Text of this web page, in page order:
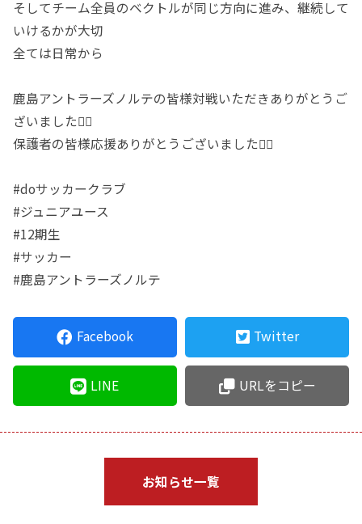
そしてチーム全員のベクトルが同じ方向に進み、継続して
いけるかが大切
全ては日常から
鹿島アントラーズノルテの皆様対戦いただきありがとうご
ざいました🙇‍♂️
保護者の皆様応援ありがとうございました🙇‍♂️
#doサッカークラブ
#ジュニアユース
#12期生
#サッカー
#鹿島アントラーズノルテ
Facebook Twitter
LINE URLをコピー
お知らせ一覧